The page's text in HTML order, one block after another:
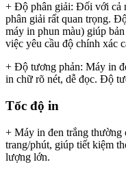
+ Độ phân giải: Đối với cả
phân giải rất quan trọng.
máy in phun màu) giúp
việc yêu cầu độ chính xác
+ Độ tương phản: Máy in
in chữ rõ nét, dễ đọc. Độ
Tốc độ in
+ Máy in đen trắng thường
trang/phút, giúp tiết kiệm
lượng lớn.